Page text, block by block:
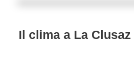
Il clima a La Clusaz